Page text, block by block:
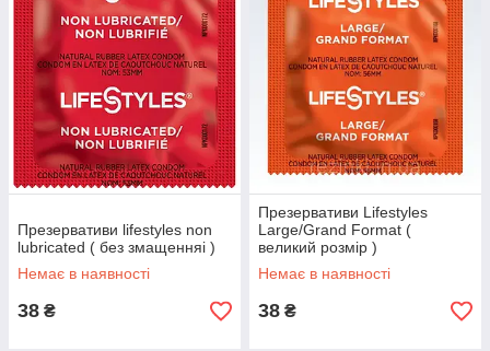
Презервативи lifestyles non
lubricated ( без змащенняі )
Немає в наявності
38 ₴
Презервативи Lifestyles
Large/Grand Format (
великий розмір )
Немає в наявності
38 ₴